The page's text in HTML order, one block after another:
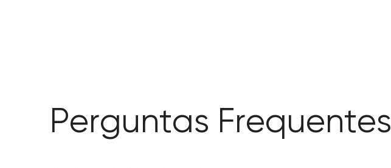
Perguntas Frequentes